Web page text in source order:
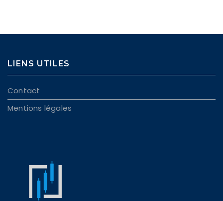
LIENS UTILES
Contact
Mentions légales